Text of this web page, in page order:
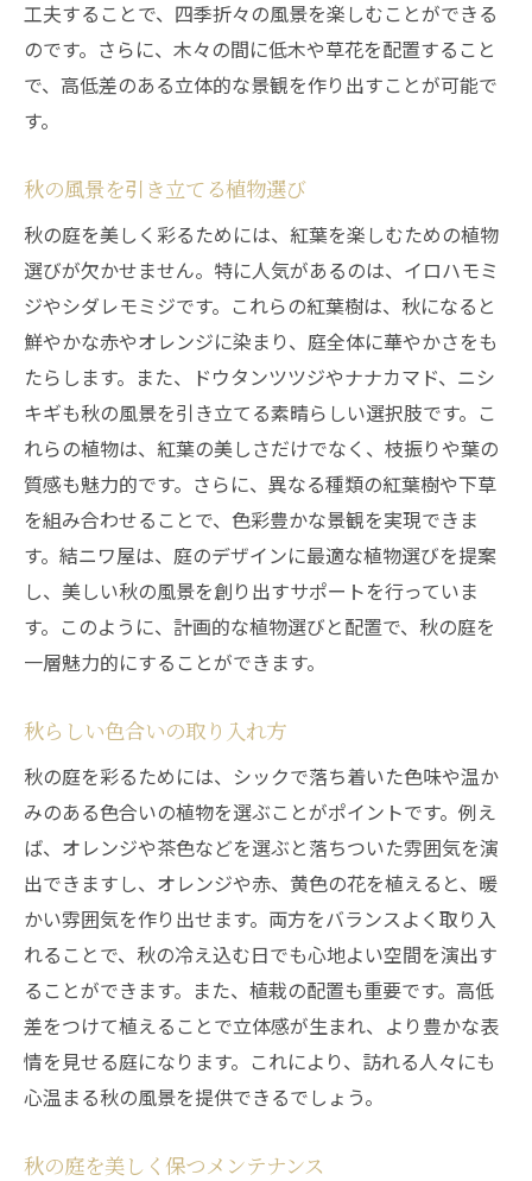
工夫することで、四季折々の風景を楽しむことができる
のです。さらに、木々の間に低木や草花を配置すること
で、高低差のある立体的な景観を作り出すことが可能で
す。
秋の風景を引き立てる植物選び
秋の庭を美しく彩るためには、紅葉を楽しむための植物
選びが欠かせません。特に人気があるのは、イロハモミ
ジやシダレモミジです。これらの紅葉樹は、秋になると
鮮やかな赤やオレンジに染まり、庭全体に華やかさをも
たらします。また、ドウタンツツジやナナカマド、ニシ
キギも秋の風景を引き立てる素晴らしい選択肢です。こ
れらの植物は、紅葉の美しさだけでなく、枝振りや葉の
質感も魅力的です。さらに、異なる種類の紅葉樹や下草
を組み合わせることで、色彩豊かな景観を実現できま
す。結ニワ屋は、庭のデザインに最適な植物選びを提案
し、美しい秋の風景を創り出すサポートを行っていま
す。このように、計画的な植物選びと配置で、秋の庭を
一層魅力的にすることができます。
秋らしい色合いの取り入れ方
秋の庭を彩るためには、シックで落ち着いた色味や温か
みのある色合いの植物を選ぶことがポイントです。例え
ば、オレンジや茶色などを選ぶと落ちついた雰囲気を演
出できますし、オレンジや赤、黄色の花を植えると、暖
かい雰囲気を作り出せます。両方をバランスよく取り入
れることで、秋の冷え込む日でも心地よい空間を演出す
ることができます。また、植栽の配置も重要です。高低
差をつけて植えることで立体感が生まれ、より豊かな表
情を見せる庭になります。これにより、訪れる人々にも
心温まる秋の風景を提供できるでしょう。
秋の庭を美しく保つメンテナンス